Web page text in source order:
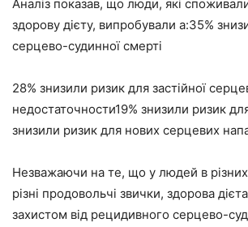
Аналіз показав, що люди, які
здорову дієту, випробували a:35%
серцево-судинної смерті
28% знизили ризик для застійної
недостаточности19% знизили ризик
знизили ризик для нових серцевих
Незважаючи на те, що у людей в різних
різні продовольчі звички, здорова
захистом від рецидивного серцево-